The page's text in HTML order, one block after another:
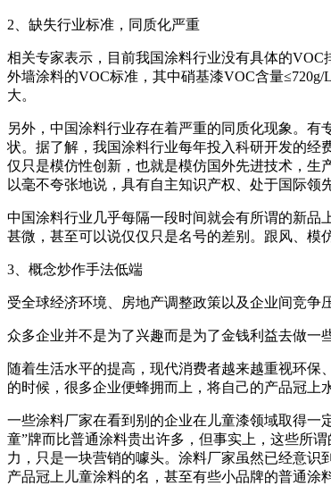
2、缺失行业标准，同质化严重
相关专家表示，目前我国涂料行业没有具体的
外墙涂料的VOC标准，其中硝基漆VOC含量
大。
另外，中国涂料行业存在着严重的同质化现象。
状。据了解，我国涂料行业每年投入科研开发的经
仅只是模仿性创新，也就是模仿国外先进技术，
以毫不夸张地说，具有自主知识产权、处于国际领
中国涂料行业几乎每隔一段时间就会有所谓的新品
甚微，甚至可以说仅仅只是名号的差别。跟风、模
3、概念炒作手法低端
受全球经济环境、房地产调整政策以及企业间竞争
众多企业并不是为了兴趣而是为了金钱利益去做一
随着生活水平的提高，现代消费者越来越重视环
的时候，很多企业便蜂拥而上，将自己的产品冠上
一些涂料厂家在看到别的企业在儿童漆领域取得一
童”牌而比普通涂料贵出许多，但事实上，这些所
力，只是一块营销的噱头。涂料厂家虽然已经意
产品冠上儿童涂料的名，甚至有些小品牌的普通涂